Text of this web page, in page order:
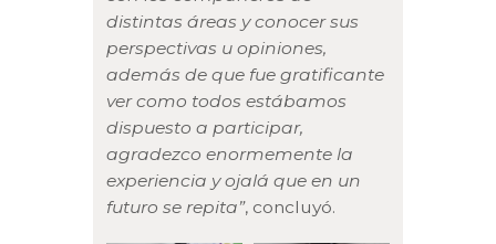
distintas áreas y conocer sus
perspectivas u opiniones,
además de que fue gratificante
ver como todos estábamos
dispuesto a participar,
agradezco enormemente la
experiencia y ojalá que en un
futuro se repita”, concluyó.